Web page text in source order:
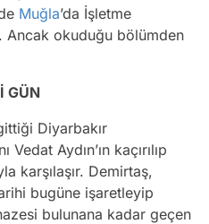
Muğla’da İşletme
Ancak okuduğu bölümden
GÜN
Diyarbakır
Aydın’ın kaçırılıp
karşılaşır. Demirtaş,
bugüne işaretleyip
bulunana kadar geçen